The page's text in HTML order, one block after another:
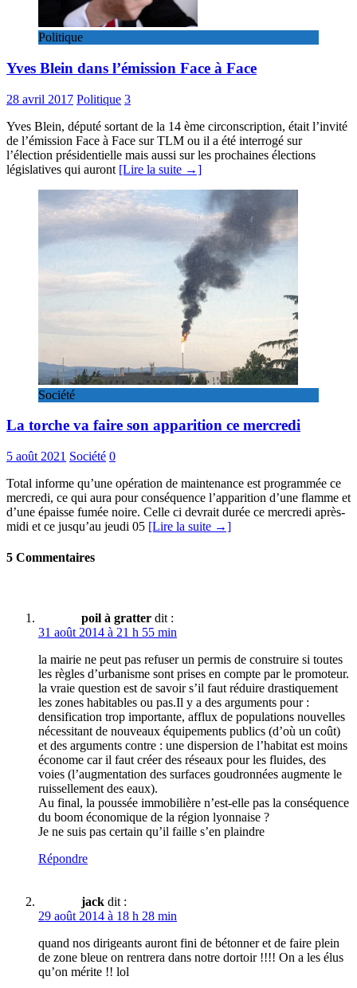
Politique
Yves Blein dans l’émission Face à Face
28 avril 2017 Politique 3
Yves Blein, député sortant de la 14 ème circonscription, était l’invité
de l’émission Face à Face sur TLM ou il a été interrogé sur
l’élection présidentielle mais aussi sur les prochaines élections
législatives qui auront [Lire la suite →]
Société
La torche va faire son apparition ce mercredi
5 août 2021 Société 0
Total informe qu’une opération de maintenance est programmée ce
mercredi, ce qui aura pour conséquence l’apparition d’une flamme et
d’une épaisse fumée noire. Celle ci devrait durée ce mercredi après-
midi et ce jusqu’au jeudi 05 [Lire la suite →]
5 Commentaires
poil à gratter dit :
31 août 2014 à 21 h 55 min
la mairie ne peut pas refuser un permis de construire si toutes
les règles d’urbanisme sont prises en compte par le promoteur.
la vraie question est de savoir s’il faut réduire drastiquement
les zones habitables ou pas.Il y a des arguments pour :
densification trop importante, afflux de populations nouvelles
nécessitant de nouveaux équipements publics (d’où un coût)
et des arguments contre : une dispersion de l’habitat est moins
économe car il faut créer des réseaux pour les fluides, des
voies (l’augmentation des surfaces goudronnées augmente le
ruissellement des eaux).
Au final, la poussée immobilière n’est-elle pas la conséquence
du boom économique de la région lyonnaise ?
Je ne suis pas certain qu’il faille s’en plaindre
Répondre
jack dit :
29 août 2014 à 18 h 28 min
quand nos dirigeants auront fini de bétonner et de faire plein
de zone bleue on rentrera dans notre dortoir !!!! On a les élus
qu’on mérite !! lol